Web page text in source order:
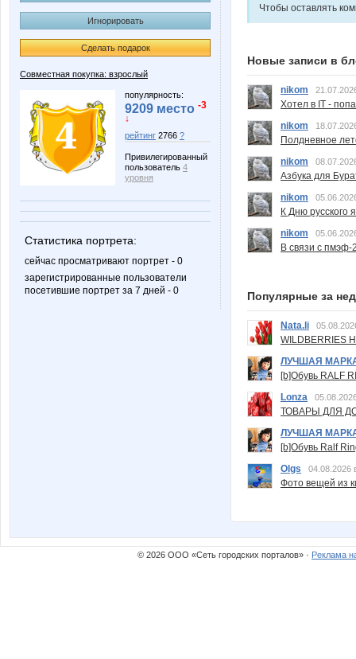
Игнорировать
Сделать подарок
Совместная покупка: взрослый
популярность:
9209 место -3
↓
рейтинг 2766 ?
Привилегированный
пользователь 4
уровня
Статистика портрета:
сейчас просматривают портрет - 0
зарегистрированные пользователи
посетившие портрет за 7 дней - 0
Чтобы оставлять
Новые записи в
nikom
Хотел в IT -
nikom
Полдневное
nikom
Азбука для
nikom
К Дню русского
nikom
В связи с пмэф-
Популярные за
Nata.li
ЛУЧШАЯ
[b]Обувь RALF
Lonza
ТОВАРЫ ДЛЯ
ЛУЧШАЯ
[b]Обувь Ralf
Olgs
04.08.2026
Фото вещей из
© 2026 ООО «Сеть городских порталов» · Реклама